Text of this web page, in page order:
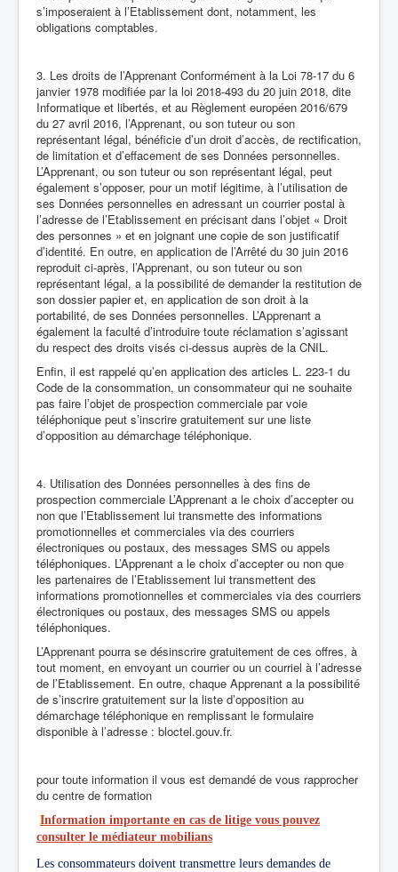
s’imposeraient à l’Etablissement dont, notamment, les
obligations comptables.
3. Les droits de l’Apprenant Conformément à la Loi 78-17 du 6
janvier 1978 modifiée par la loi 2018-493 du 20 juin 2018, dite
Informatique et libertés, et au Règlement européen 2016/679
du 27 avril 2016, l’Apprenant, ou son tuteur ou son
représentant légal, bénéficie d’un droit d’accès, de rectification,
de limitation et d’effacement de ses Données personnelles.
L’Apprenant, ou son tuteur ou son représentant légal, peut
également s’opposer, pour un motif légitime, à l’utilisation de
ses Données personnelles en adressant un courrier postal à
l’adresse de l’Etablissement en précisant dans l’objet « Droit
des personnes » et en joignant une copie de son justificatif
d’identité. En outre, en application de l’Arrêté du 30 juin 2016
reproduit ci-après, l’Apprenant, ou son tuteur ou son
représentant légal, a la possibilité de demander la restitution de
son dossier papier et, en application de son droit à la
portabilité, de ses Données personnelles. L’Apprenant a
également la faculté d’introduire toute réclamation s’agissant
du respect des droits visés ci-dessus auprès de la CNIL.
Enfin, il est rappelé qu’en application des articles L. 223-1 du
Code de la consommation, un consommateur qui ne souhaite
pas faire l’objet de prospection commerciale par voie
téléphonique peut s’inscrire gratuitement sur une liste
d’opposition au démarchage téléphonique.
4. Utilisation des Données personnelles à des fins de
prospection commerciale L’Apprenant a le choix d’accepter ou
non que l’Etablissement lui transmette des informations
promotionnelles et commerciales via des courriers
électroniques ou postaux, des messages SMS ou appels
téléphoniques. L’Apprenant a le choix d’accepter ou non que
les partenaires de l’Etablissement lui transmettent des
informations promotionnelles et commerciales via des courriers
électroniques ou postaux, des messages SMS ou appels
téléphoniques.
L’Apprenant pourra se désinscrire gratuitement de ces offres, à
tout moment, en envoyant un courrier ou un courriel à l’adresse
de l’Etablissement. En outre, chaque Apprenant a la possibilité
de s’inscrire gratuitement sur la liste d’opposition au
démarchage téléphonique en remplissant le formulaire
disponible à l’adresse : bloctel.gouv.fr.
pour toute information il vous est demandé de vous rapprocher
du centre de formation
Information importante en cas de litige vous pouvez
consulter le médiateur mobilians
Les consommateurs doivent transmettre leurs demandes de